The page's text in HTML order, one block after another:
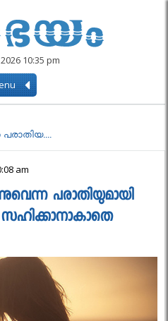
10:35 pm
am
പരാതിയുമായി